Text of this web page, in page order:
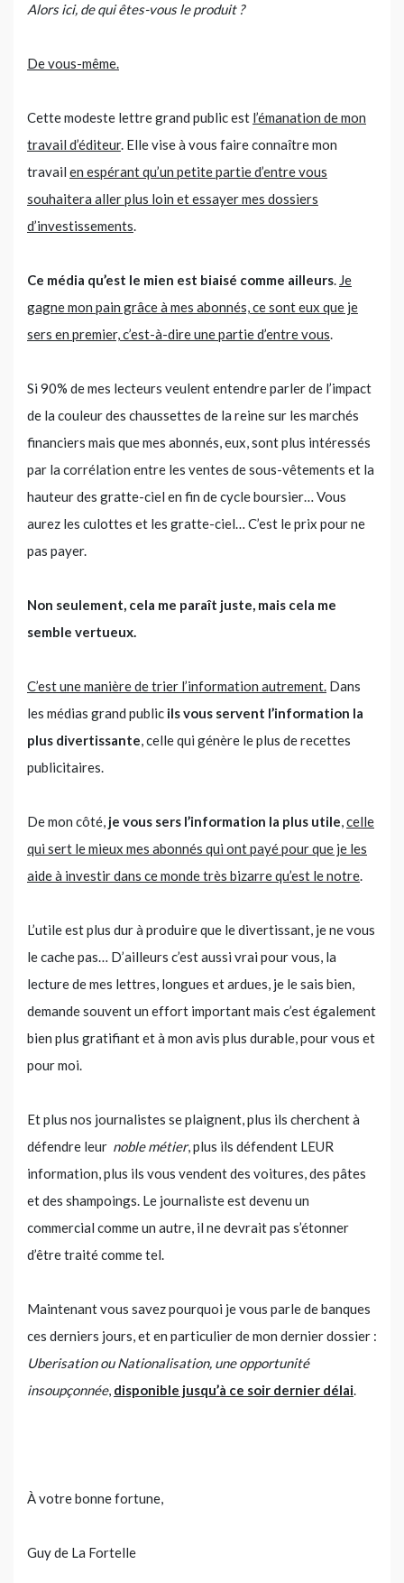
Alors ici, de qui êtes-vous le produit ?
De vous-même.
Cette modeste lettre grand public est l’émanation de mon
travail d’éditeur. Elle vise à vous faire connaître mon
travail en espérant qu’un petite partie d’entre vous
souhaitera aller plus loin et essayer mes dossiers
d’investissements.
Ce média qu’est le mien est biaisé comme ailleurs. Je
gagne mon pain grâce à mes abonnés, ce sont eux que je
sers en premier, c’est-à-dire une partie d’entre vous.
Si 90% de mes lecteurs veulent entendre parler de l’impact
de la couleur des chaussettes de la reine sur les marchés
financiers mais que mes abonnés, eux, sont plus intéressés
par la corrélation entre les ventes de sous-vêtements et la
hauteur des gratte-ciel en fin de cycle boursier… Vous
aurez les culottes et les gratte-ciel… C’est le prix pour ne
pas payer.
Non seulement, cela me paraît juste, mais cela me
semble vertueux.
C’est une manière de trier l’information autrement. Dans
les médias grand public ils vous servent l’information la
plus divertissante, celle qui génère le plus de recettes
publicitaires.
De mon côté, je vous sers l’information la plus utile,celle
qui sert le mieux mes abonnés qui ont payé pour que je les
aide à investir dans ce monde très bizarre qu’est le notre.
L’utile est plus dur à produire que le divertissant, je ne vous
le cache pas… D’ailleurs c’est aussi vrai pour vous, la
lecture de mes lettres, longues et ardues, je le sais bien,
demande souvent un effort important mais c’est également
bien plus gratifiant et à mon avis plus durable, pour vous et
pour moi.
Et plus nos journalistes se plaignent, plus ils cherchent à
défendre leur noble métier, plus ils défendent LEUR
information, plus ils vous vendent des voitures, des pâtes
et des shampoings. Le journaliste est devenu un
commercial comme un autre, il ne devrait pas s’étonner
d’être traité comme tel.
Maintenant vous savez pourquoi je vous parle de banques
ces derniers jours, et en particulier de mon dernier dossier :
Uberisation ou Nationalisation, une opportunité
insoupçonnée, disponible jusqu’à ce soir dernier délai.
À votre bonne fortune,
Guy de La Fortelle